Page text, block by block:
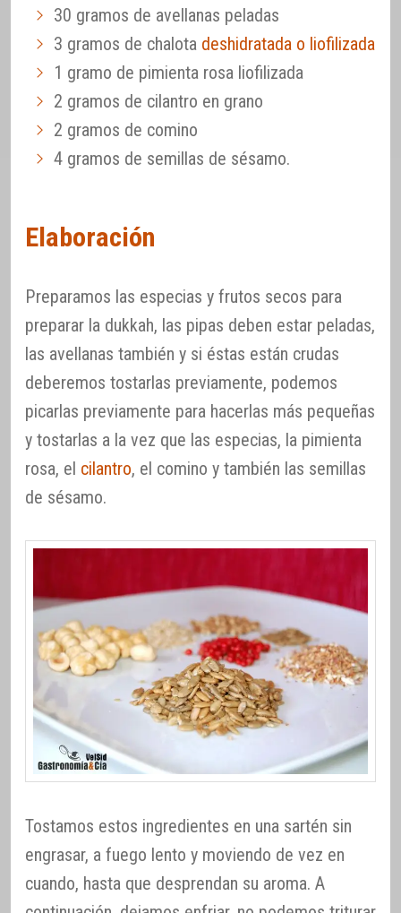
30 gramos de avellanas peladas
3 gramos de chalota deshidratada o liofilizada
1 gramo de pimienta rosa liofilizada
2 gramos de cilantro en grano
2 gramos de comino
4 gramos de semillas de sésamo.
Elaboración
Preparamos las especias y frutos secos para
preparar la dukkah, las pipas deben estar peladas,
las avellanas también y si éstas están crudas
deberemos tostarlas previamente, podemos
picarlas previamente para hacerlas más pequeñas
y tostarlas a la vez que las especias, la pimienta
rosa, el cilantro, el comino y también las semillas
de sésamo.
Tostamos estos ingredientes en una sartén sin
engrasar, a fuego lento y moviendo de vez en
cuando, hasta que desprendan su aroma. A